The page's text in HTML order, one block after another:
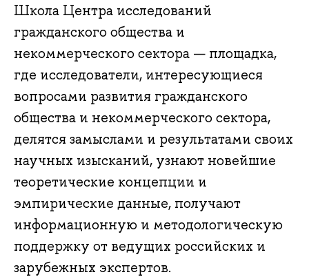
Школа Центра исследований
гражданского общества и
некоммерческого сектора — площадка,
где исследователи, интересующиеся
вопросами развития гражданского
общества и некоммерческого сектора,
делятся замыслами и результатами своих
научных изысканий, узнают новейшие
теоретические концепции и
эмпирические данные, получают
информационную и методологическую
поддержку от ведущих российских и
зарубежных экспертов.